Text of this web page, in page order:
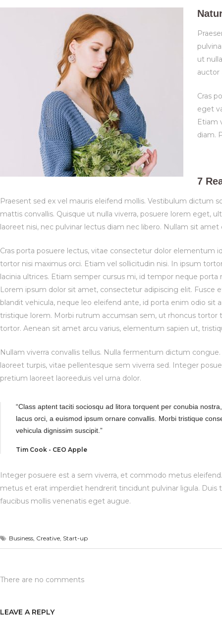
ut
auctor
Cras
eget
Etiam
diam.
7
Praesent sed ex vel mauris eleifend mollis. Vestibulum dictum
mattis convallis. Quisque ut nulla viverra, posuere lorem eget,
laoreet nisi, nec pulvinar lectus diam nec libero. Nullam sit amet
Cras porta posuere lectus, vitae consectetur dolor elementum
tortor nisi maximus orci. Etiam vel sollicitudin nisi. In ipsum
lacinia ultrices. Etiam semper cursus mi, id tempor neque
Lorem ipsum dolor sit amet, consectetur adipiscing elit. Fusce
blandit vehicula, neque leo eleifend ante, id porta enim odio
tristique lorem. Morbi rutrum accumsan sem, ut rhoncus tortor
tortor. Aenean sit amet arcu varius, elementum sapien ut,
Nullam viverra convallis tellus. Nulla fermentum dictum
laoreet turpis, vitae pellentesque sem viverra sed. Integer
pretium laoreet laoreeduis vel urna dolor.
“Class aptent taciti sociosqu ad litora torquent per conubia
lacus orci, a euismod ipsum ornare convallis. Morbi tristique
vehicula dignissim suscipit.”
Tim Cook - CEO Apple
Integer posuere est a sem viverra, et commodo metus
metus et erat imperdiet hendrerit tincidunt pulvinar ligula. Duis
faucibus mollis venenatis eget augue.
Business Creative Start-up
There are no comments
LEAVE A REPLY